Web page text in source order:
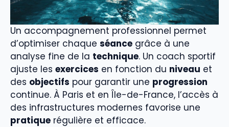
Un accompagnement professionnel permet
d’optimiser chaque séance grâce à une
analyse fine de la technique. Un coach sportif
ajuste les exercices en fonction du niveau et
des objectifs pour garantir une progression
continue. À Paris et en Île-de-France, l’accès à
des infrastructures modernes favorise une
pratique régulière et efficace.